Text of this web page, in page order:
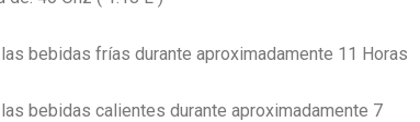
bebidas frías durante aproximadamente 11 Horas
bebidas calientes durante aproximadamente 7